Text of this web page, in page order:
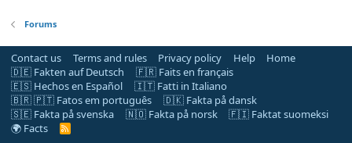
Forums
Contact us Terms and rules Privacy policy Help
Home
🇩🇪 Fakten auf Deutsch
🇫🇷 Faits en français
🇪🇸 Hechos en Español
🇮🇹 Fatti in Italiano
🇧🇷 🇵🇹 Fatos em português
🇩🇰 Fakta på dansk
🇸🇪 Fakta på svenska
🇳🇴 Fakta på norsk
🇫🇮 Faktat suomeksi
🌍 Facts
R